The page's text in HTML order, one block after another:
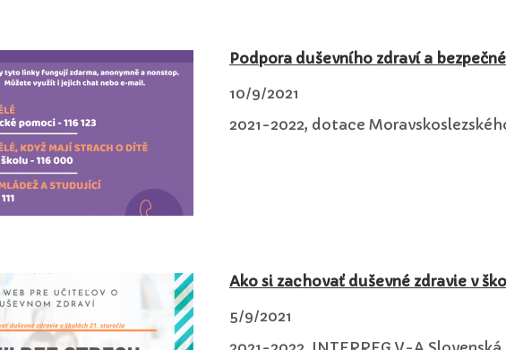
Podpora duševního zdraví a
10/9/2021
2021-2022, dotace
Ako si zachovať duševné zdravie v
5/9/2021